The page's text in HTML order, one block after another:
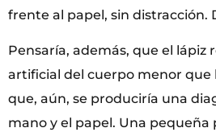
frente al papel, sin distracción.
Pensaría, además, que el lápiz
artificial del cuerpo menor que
que, aún, se produciría una
mano y el papel. Una pequeña